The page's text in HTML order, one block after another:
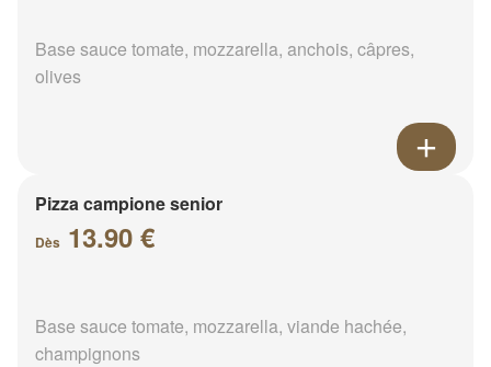
Base sauce tomate, mozzarella, anchois, câpres,
olives
Pizza campione senior
Dès 13.90 €
Base sauce tomate, mozzarella, viande hachée,
champignons